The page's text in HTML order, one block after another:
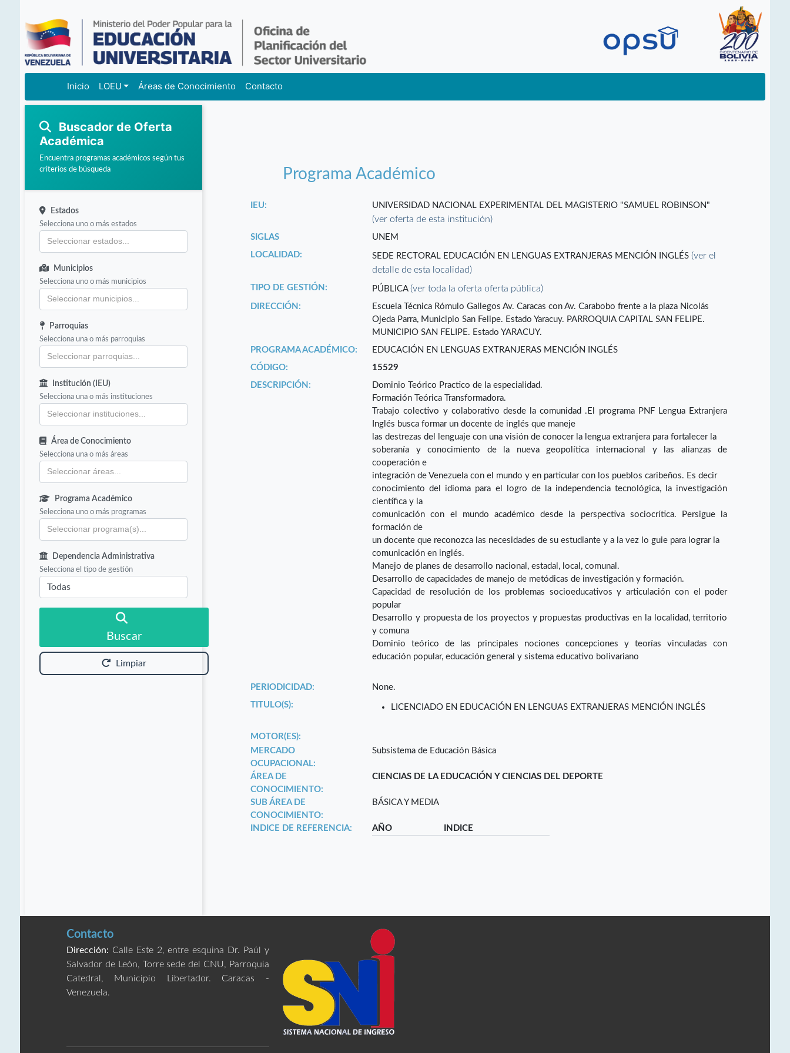
Inicio LOEU Áreas de Conocimiento Contacto
Buscador de Oferta
Académica
Encuentra programas académicos según tus
criterios de búsqueda
Estados
Selecciona uno o más estados
Municipios
Selecciona uno o más municipios
Parroquias
Selecciona una o más parroquias
Institución (IEU)
Selecciona una o más instituciones
Área de Conocimiento
Selecciona una o más áreas
Programa Académico
Selecciona uno o más programas
Dependencia Administrativa
Selecciona el tipo de gestión
Buscar
Limpiar
Programa Académico
IEU: UNIVERSIDAD NACIONAL EXPERIMENTAL DEL MAGISTERIO "SAMUEL ROBINSON"
(ver oferta de esta institución)
SIGLAS
UNEM
LOCALIDAD:
SEDE RECTORAL EDUCACIÓN EN LENGUAS EXTRANJERAS MENCIÓN INGLÉS(ver el
detalle de esta localidad)
TIPO DE GESTIÓN: PÚBLICA(ver toda la oferta oferta pública)
DIRECCIÓN:
Escuela Técnica Rómulo Gallegos Av. Caracas con Av. Carabobo frente a la plaza Nicolás
Ojeda Parra, Municipio San Felipe. Estado Yaracuy. PARROQUIA CAPITAL SAN FELIPE.
MUNICIPIO SAN FELIPE. Estado YARACUY.
PROGRAMA ACADÉMICO:
EDUCACIÓN EN LENGUAS EXTRANJERAS MENCIÓN INGLÉS
CÓDIGO:
15529
DESCRIPCIÓN:
Dominio Teórico Practico de la especialidad.
Formación Teórica Transformadora.
Trabajo colectivo y colaborativo desde la comunidad .El programa PNF Lengua Extranjera
Inglés busca formar un docente de inglés que maneje
las destrezas del lenguaje con una visión de conocer la lengua extranjera para fortalecer la
soberanía y conocimiento de la nueva geopolítica internacional y las alianzas de
cooperación e
integración de Venezuela con el mundo y en particular con los pueblos caribeños. Es decir
conocimiento del idioma para el logro de la independencia tecnológica, la investigación
científica y la
comunicación con el mundo académico desde la perspectiva sociocrítica. Persigue la
formación de
un docente que reconozca las necesidades de su estudiante y a la vez lo guie para lograr la
comunicación en inglés.
Manejo de planes de desarrollo nacional, estadal, local, comunal.
Desarrollo de capacidades de manejo de metódicas de investigación y formación.
Capacidad de resolución de los problemas socioeducativos y articulación con el poder
popular
Desarrollo y propuesta de los proyectos y propuestas productivas en la localidad, territorio
y comuna
Dominio teórico de las principales nociones concepciones y teorías vinculadas con
educación popular, educación general y sistema educativo bolivariano
PERIODICIDAD:
None.
TITULO(S):
LICENCIADO EN EDUCACIÓN EN LENGUAS EXTRANJERAS MENCIÓN INGLÉS
MOTOR(ES):
MERCADO
OCUPACIONAL:
Subsistema de Educación Básica
ÁREA DE
CONOCIMIENTO:
CIENCIAS DE LA EDUCACIÓN Y CIENCIAS DEL DEPORTE
SUB ÁREA DE
CONOCIMIENTO:
BÁSICA Y MEDIA
INDICE DE REFERENCIA: AÑO INDICE
Contacto
Dirección: Calle Este 2, entre esquina Dr. Paúl y
Salvador de León, Torre sede del CNU, Parroquia
Catedral, Municipio Libertador. Caracas -
Venezuela.